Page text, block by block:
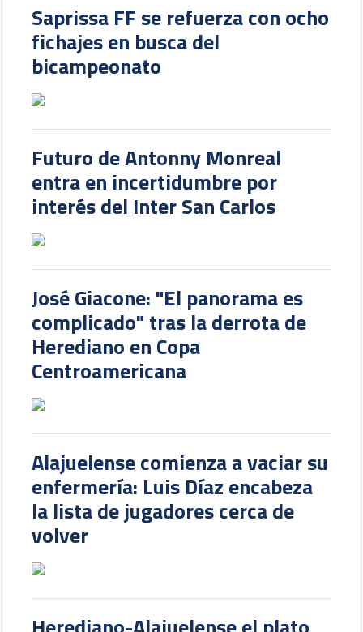
Saprissa FF se refuerza con ocho
fichajes en busca del
bicampeonato
Futuro de Antonny Monreal
entra en incertidumbre por
interés del Inter San Carlos
José Giacone: "El panorama es
complicado" tras la derrota de
Herediano en Copa
Centroamericana
Alajuelense comienza a vaciar su
enfermería: Luis Díaz encabeza
la lista de jugadores cerca de
volver